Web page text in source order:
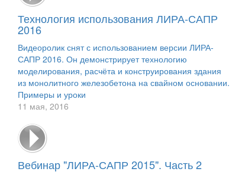
Технология использования ЛИРА-САПР
2016
Видеоролик снят с использованием версии ЛИРА-
САПР 2016. Он демонстрирует технологию
моделирования, расчёта и конструирования здания
из монолитного железобетона на свайном основании.
Примеры и уроки
11 мая, 2016
Вебинар "ЛИРА-САПР 2015". Часть 2